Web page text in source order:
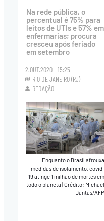
Na rede pública, o
percentual é 75% para
leitos de UTIs e 57% em
enfermarias; procura
cresceu após feriado
em setembro
2.OUT.2020 - 15:25
RIO DE JANEIRO (RJ)
REDAÇÃO
Enquanto o Brasil afrouxa
medidas de isolamento, covid-
19 atinge 1 milhão de mortes em
todo o planeta|Crédito: Michael
Dantas/AFP